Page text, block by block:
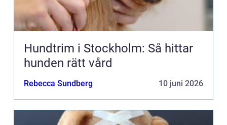
Hundtrim i Stockholm: Så hittar
hunden rätt vård
Rebecca Sundberg 10 juni 2026